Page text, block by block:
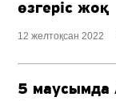
өзгеріс жоқ
12 желтоқсан 2022
5 маусымда